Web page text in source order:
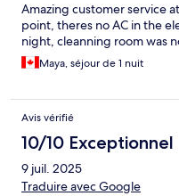
Amazing customer service
point, theres no AC in the
night, cleanning room was
Maya, séjour de 1 nuit
Avis vérifié
10/10 Exceptionnel
9 juil. 2025
Traduire avec Google